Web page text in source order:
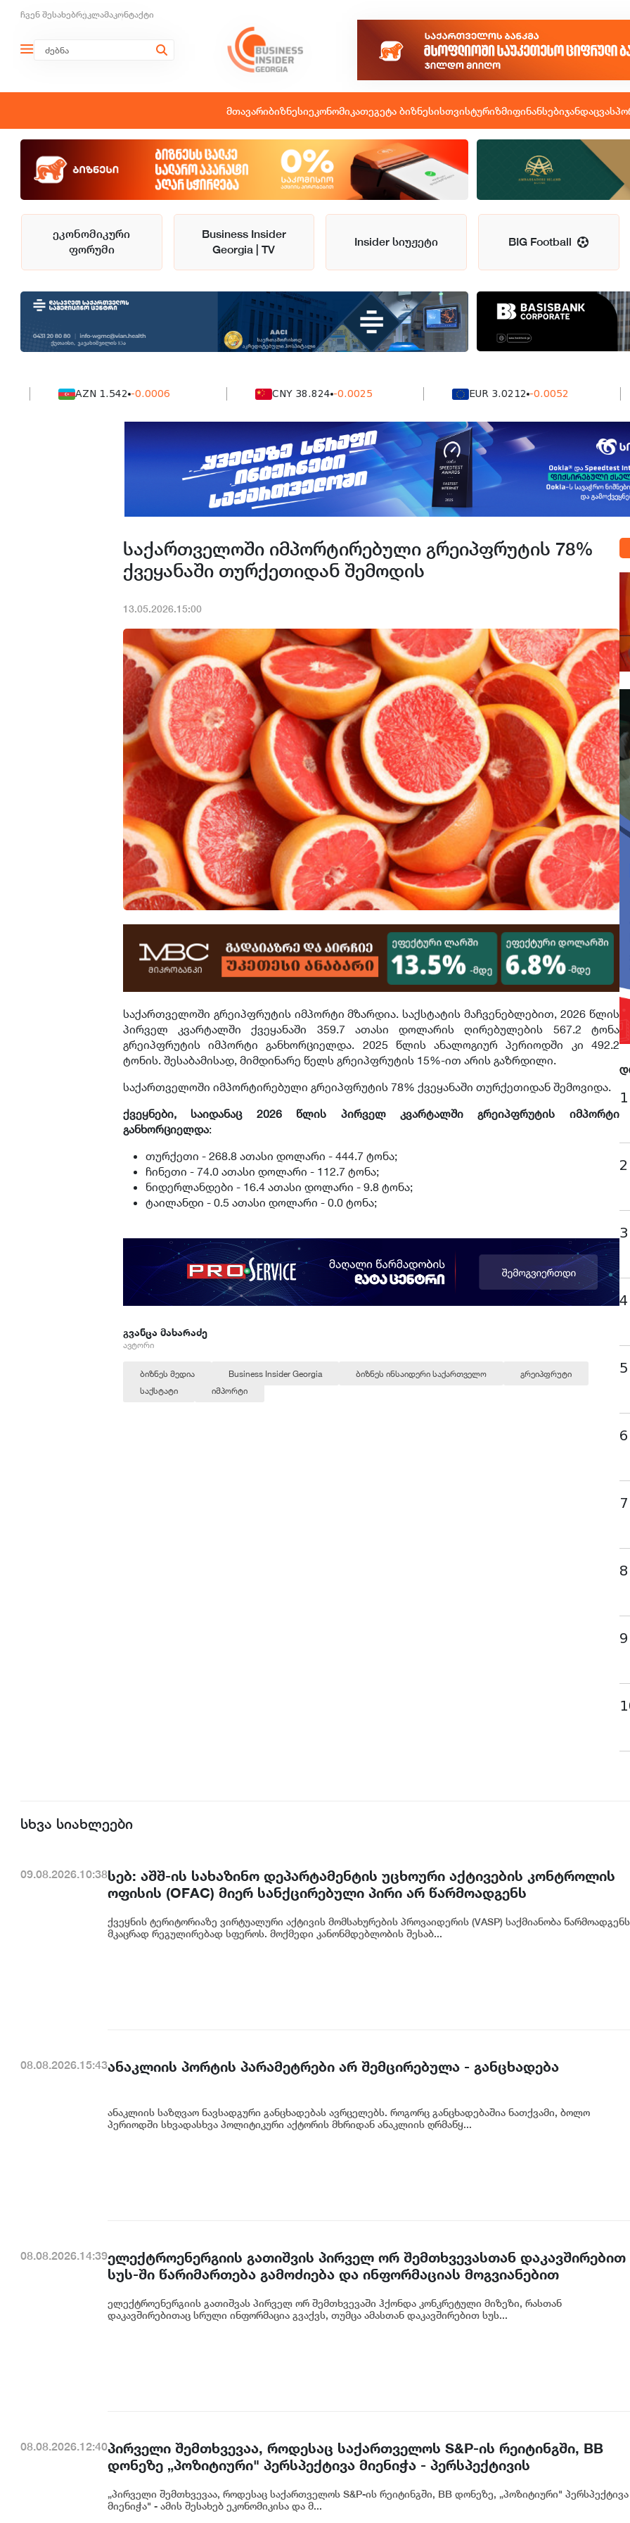
ჩვენ შესახებრეკლამაკონტაქტი
მთავარიბიზნესიეკონომიკათეგეტა ბიზნესისთვისტურიზმიფინანსებიჯანდაცვა
ეკონომიკური
ფორუმი
Business Insider
Georgia | TV
Insider სიუჟეტი BIG Football
AZN 1.542 -0.0006 CNY 38.824 -0.0025 EUR 3.0212 -0.0052
საქართველოში იმპორტირებული გრეიპფრუტის 78%
ქვეყანაში თურქეთიდან შემოდის
13.05.2026.15:00
საქართველოში გრეიპფრუტის იმპორტი მზარდია. საქსტატის მაჩვენებლებით, 2026 წლის
პირველ კვარტალში ქვეყანაში 359.7 ათასი დოლარის ღირებულების 567.2 ტონა
გრეიპფრუტის იმპორტი განხორციელდა. 2025 წლის ანალოგიურ პერიოდში კი 492.2
ტონის. შესაბამისად, მიმდინარე წელს გრეიპფრუტის 15%-ით არის გაზრდილი.
საქართველოში იმპორტირებული გრეიპფრუტის 78% ქვეყანაში თურქეთიდან შემოვიდა.
ქვეყნები, საიდანაც 2026 წლის პირველ კვარტალში გრეიპფრუტის იმპორტი
განხორციელდა:
თურქეთი - 268.8 ათასი დოლარი - 444.7 ტონა;
ჩინეთი - 74.0 ათასი დოლარი - 112.7 ტონა;
ნიდერლანდები - 16.4 ათასი დოლარი - 9.8 ტონა;
ტაილანდი - 0.5 ათასი დოლარი - 0.0 ტონა;
გვანცა მახარაძე
ავტორი
ბიზნეს მედია Business Insider Georgia ბიზნეს ინსაიდერი საქართველო
გრეიპფრუტი
საქსტატი
იმპორტი
1
2
3
4
5
6
7
8
9
სხვა სიახლეები
09.08.2026.10:38სებ: აშშ-ის სახაზინო დეპარტამენტის უცხოური აქტივების კონტროლის
ოფისის (OFAC) მიერ სანქცირებული პირი არ წარმოადგენს
ქვეყნის ტერიტორიაზე ვირტუალური აქტივის მომსახურების პროვაიდერის (VASP) საქმიანობა წარმოადგენს
მკაცრად რეგულირებად სფეროს. მოქმედი კანონმდებლობის შესაბ...
08.08.2026.15:43ანაკლიის პორტის პარამეტრები არ შემცირებულა - განცხადება
ანაკლიის საზღვაო ნავსადგური განცხადებას ავრცელებს. როგორც განცხადებაშია ნათქვამი, ბოლო
პერიოდში სხვადასხვა პოლიტიკური აქტორის მხრიდან ანაკლიის ღრმაწყ...
08.08.2026.14:39ელექტროენერგიის გათიშვის პირველ ორ შემთხვევასთან დაკავშირებით
სუს-ში წარიმართება გამოძიება და ინფორმაციას მოგვიანებით
კონკრეტული მიზეზი - კონკრეტული სარეაბილიტაციო სამუშაოები
ენგურჰესზე - ირაკლი კობახიძე
ელექტროენერგიის გათიშვას პირველ ორ შემთხვევაში ჰქონდა კონკრეტული მიზეზი, რასთან
დაკავშირებითაც სრული ინფორმაცია გვაქვს, თუმცა ამასთან დაკავშირებით სუს...
08.08.2026.12:40პირველი შემთხვევაა, როდესაც საქართველოს S&P-ის რეიტინგში, BB
დონეზე „პოზიტიური" პერსპექტივა მიენიჭა - პერსპექტივის
საერთაშორისო ინვესტორებისთვის მიმზიდველ ქვეყნად რჩება | ვახტანგ
ცინცაძე
„პირველი შემთხვევაა, როდესაც საქართველოს S&P-ის რეიტინგში, BB დონეზე, „პოზიტიური" პერსპექტივა
მიენიჭა" - ამის შესახებ ეკონომიკისა და მ...